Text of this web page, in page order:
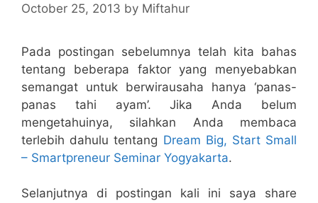
October 25, 2013 by Miftahur
Pada postingan sebelumnya telah kita bahas
tentang beberapa faktor yang menyebabkan
semangat untuk berwirausaha hanya ‘panas-
panas tahi ayam’. Jika Anda belum
mengetahuinya, silahkan Anda membaca
terlebih dahulu tentang Dream Big, Start Small
– Smartpreneur Seminar Yogyakarta.
Selanjutnya di postingan kali ini saya share